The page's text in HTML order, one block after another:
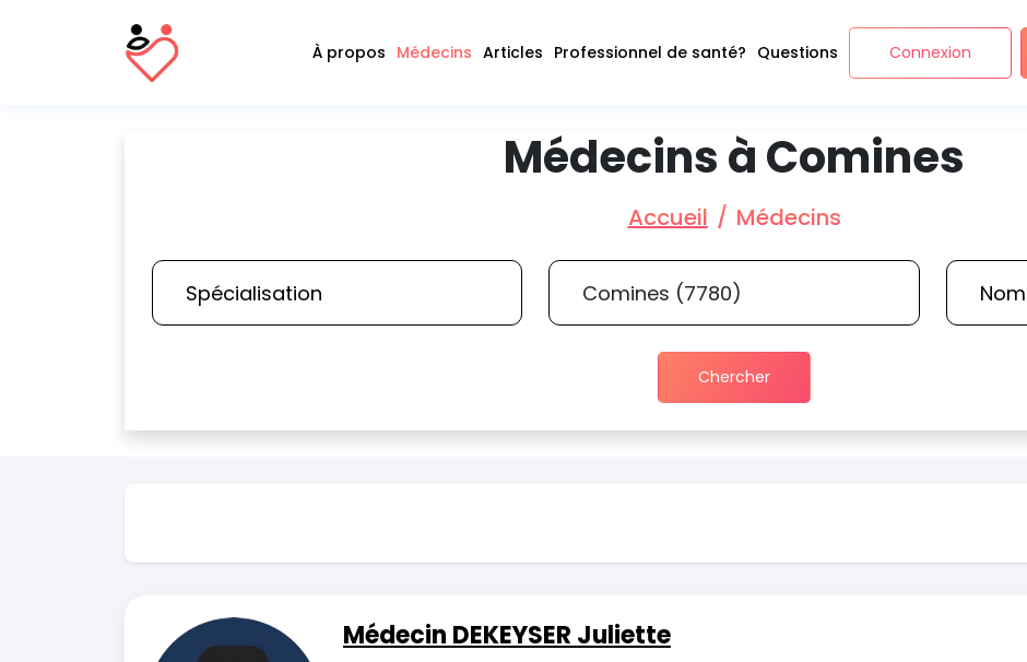
À propos Médecins Articles Professionnel de santé? Questions Connexion
Médecins à Comines
Accueil Médecins
Chercher
Médecin DEKEYSER Juliette